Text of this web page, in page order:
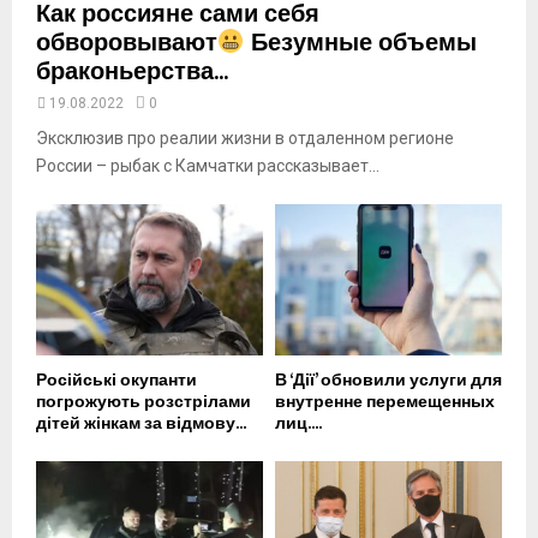
Как россияне сами себя
обворовывают Безумные объемы
браконьерства...
19.08.2022 0
Эксклюзив про реалии жизни в отдаленном регионе
России – рыбак с Камчатки рассказывает...
Російські окупанти
погрожують розстрілами
дітей жінкам за відмову...
В ‘Дії’ обновили услуги для
внутренне перемещенных
лиц....